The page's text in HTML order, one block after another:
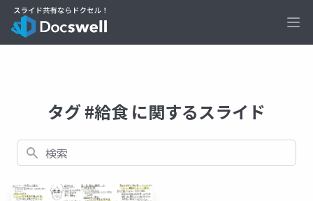
タグ #給食 に関するスライド
検索